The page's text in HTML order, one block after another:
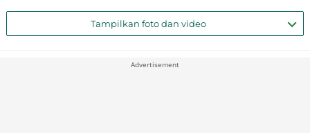
Tampilkan foto dan video
Advertisement